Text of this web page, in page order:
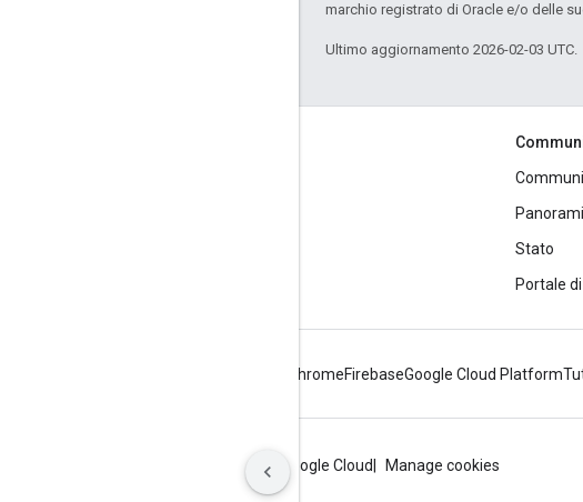
marchio registrato di Oracle e/o delle
Ultimo aggiornamento 2026-02-03 UTC.
Stato
Portale
ChromeFirebaseGoogle Cloud Platform
Termini di Google Cloud Manage cookies